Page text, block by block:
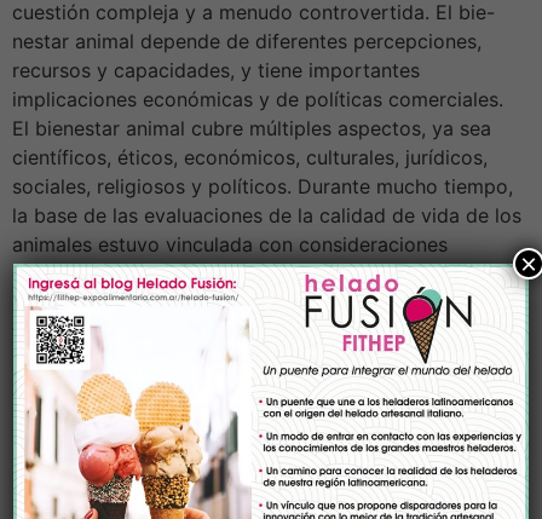
cuestión compleja y a menudo controvertida. El bie-
nestar animal depende de diferentes percepciones,
recursos y capacidades, y tiene importantes
implicaciones económicas y de políticas comerciales.
El bienestar animal cubre múltiples aspectos, ya sea
científicos, éticos, económicos, culturales, jurídicos,
sociales, religiosos y políticos. Durante mucho tiempo,
la base de las evaluaciones de la calidad de vida de los
animales estuvo vinculada con consideraciones
culturales, pero en las últimas décadas, numerosos
estudios han aportado argumentos sólidos y con
fundamentos científicos sobre el impacto perjudicial de
condiciones de bienestar precarias en la producción
animal y en otros ámbitos. En la actualidad, el
bienestar animal ocupa un lugar importante en el
debate público: los consumidores se preocupan cada
vez más por la manera cómo se producen sus
alimentos, especialmente en lo relacionado con la cría,
×